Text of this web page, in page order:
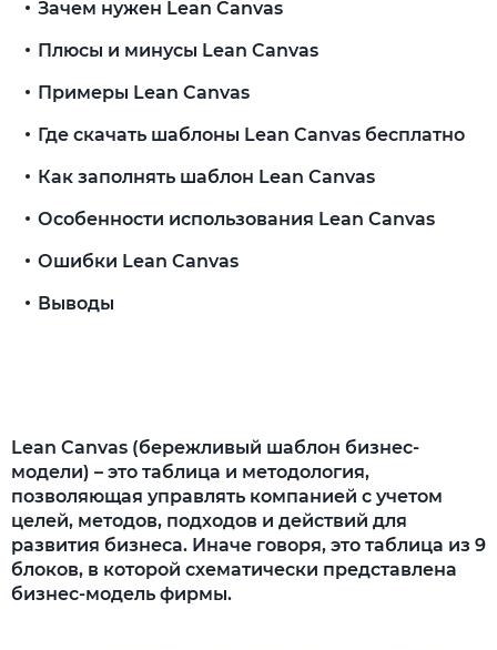
Lean Canvas (бережливый шаблон бизнес-
модели) – это таблица и методология,
позволяющая управлять компанией с учетом
целей, методов, подходов и действий для
развития бизнеса. Иначе говоря, это таблица из 9
блоков, в которой схематически представлена
бизнес-модель фирмы.
Зачем нужен Lean Canvas
Плюсы и минусы Lean Canvas
Примеры Lean Canvas
Где скачать шаблоны Lean Canvas бесплатно
Как заполнять шаблон Lean Canvas
Особенности использования Lean Canvas
Ошибки Lean Canvas
Выводы